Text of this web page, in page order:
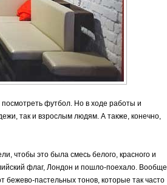
футбол. Но в ходе работы и
так и взрослым людям. А также, конечно,
чтобы это была смесь белого, красного и
флаг, Лондон и пошло-поехало. Вообще
пастельных тонов, которые так часто